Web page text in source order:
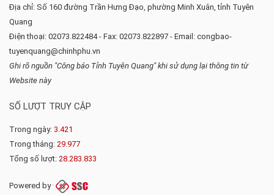
Địa chỉ: Số 160 đường Trần Hưng Đạo, phường Minh Xuân, tỉnh Tuyên
Quang
Điện thoại: 02073.822484 - Fax: 02073.822897 - Email: congbao-
tuyenquang@chinhphu.vn
Ghi rõ nguồn "Công báo Tỉnh Tuyên Quang" khi sử dụng lại thông tin từ
Website này
SỐ LƯỢT TRUY CẬP
Trong ngày: 3.421
Trong tháng: 29.977
Tổng số lượt: 28.283.833
Powered by